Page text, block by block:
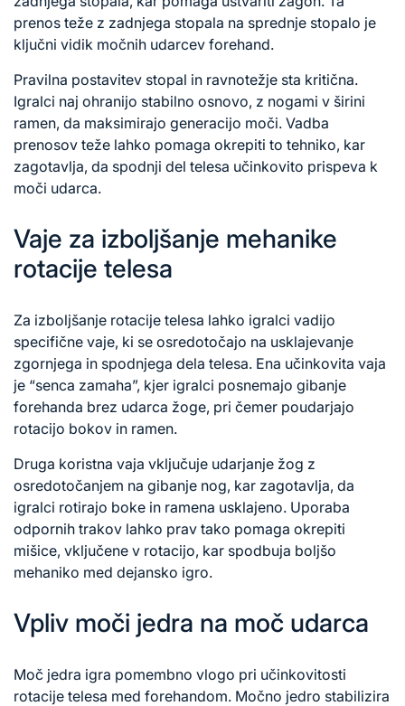
prenos teže z zadnjega stopala na sprednje stopalo je
ključni vidik močnih udarcev forehand.
Pravilna postavitev stopal in ravnotežje sta kritična.
Igralci naj ohranijo stabilno osnovo, z nogami v širini
ramen, da maksimirajo generacijo moči. Vadba
prenosov teže lahko pomaga okrepiti to tehniko, kar
zagotavlja, da spodnji del telesa učinkovito prispeva k
moči udarca.
Vaje za izboljšanje mehanike
rotacije telesa
Za izboljšanje rotacije telesa lahko igralci vadijo
specifične vaje, ki se osredotočajo na usklajevanje
zgornjega in spodnjega dela telesa. Ena učinkovita vaja
je “senca zamaha”, kjer igralci posnemajo gibanje
forehanda brez udarca žoge, pri čemer poudarjajo
rotacijo bokov in ramen.
Druga koristna vaja vključuje udarjanje žog z
osredotočanjem na gibanje nog, kar zagotavlja, da
igralci rotirajo boke in ramena usklajeno. Uporaba
odpornih trakov lahko prav tako pomaga okrepiti
mišice, vključene v rotacijo, kar spodbuja boljšo
mehaniko med dejansko igro.
Vpliv moči jedra na moč udarca
Moč jedra igra pomembno vlogo pri učinkovitosti
rotacije telesa med forehandom. Močno jedro stabilizira